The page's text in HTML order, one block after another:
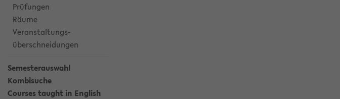
Prüfungen
Räume
Veranstaltungs-
überschneidungen
Semesterauswahl
Kombisuche
Courses taught in English